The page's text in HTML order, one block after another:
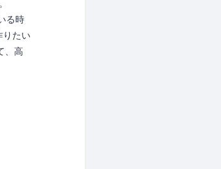
る時
りたい
、高